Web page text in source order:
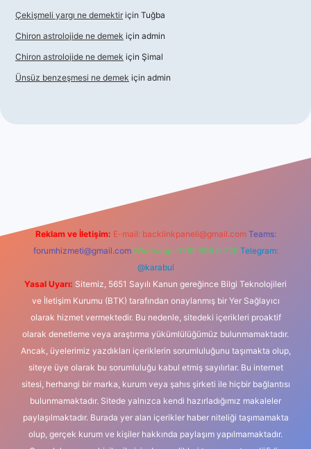
Çekişmeli yargı ne demektir için Tuğba
Chiron astrolojide ne demek için admin
Chiron astrolojide ne demek için Şimal
Ünsüz benzeşmesi ne demek için admin
Reklam ve İletişim: E-mail: backlinkpaneli@gmail.com Teams:
forumhizmeti@gmail.com Whatsapp: 0262 606 0 726 Telegram:
@karabul
Yasal Uyarı: Sitemiz, 5651 Sayılı Kanun gereğince Bilgi Teknolojileri
ve İletişim Kurumu (BTK) tarafından onaylanmış bir Yer Sağlayıcı
olarak hizmet vermektedir. Bu nedenle, sitedeki içerikleri proaktif
olarak denetleme veya araştırma yükümlülüğümüz bulunmamaktadır.
Ancak, üyelerimiz yazdıkları içeriklerin sorumluluğunu taşımakta olup,
siteye üye olarak bu sorumluluğu kabul etmiş sayılırlar. Bu internet
sitesi, herhangi bir marka, kurum veya şahıs şirketi ile hiçbir bağlantısı
bulunmamaktadır. Sitede yalnızca kendi hazırladığımız makaleler
paylaşılmaktadır. Burada yer alan içerikler haber niteliği taşımamakta
olup, gerçek kurum ve kişiler hakkında paylaşım yapılmamaktadır.